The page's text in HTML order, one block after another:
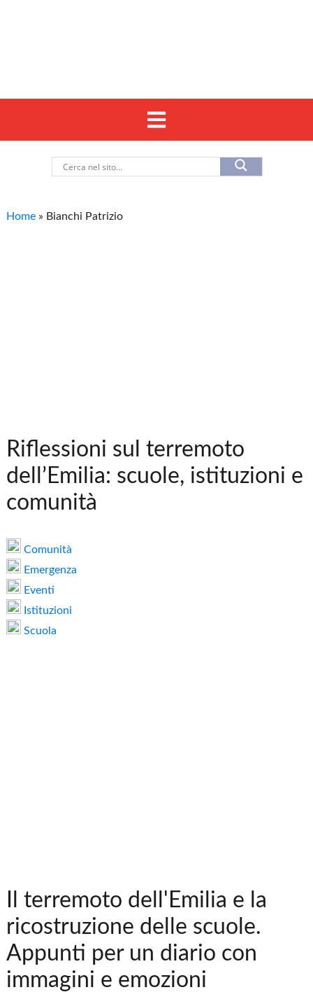
Home » Bianchi Patrizio
Riflessioni sul terremoto
dell’Emilia: scuole, istituzioni e
comunità
Comunità
Emergenza
Eventi
Istituzioni
Scuola
Il terremoto dell'Emilia e la
ricostruzione delle scuole.
Appunti per un diario con
immagini e emozioni